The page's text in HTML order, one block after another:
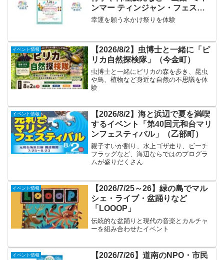
ンマー ティンジャン・フェステ
ィバル2026」
幸運を願う水かけ祭りを体験
イベント情報
【2026/8/2】虫博士と一緒に「ピ
リカ自然探検隊」（今金町）
虫博士と一緒にピリカの森を歩き、昆虫
や鳥、植物など身近な自然の不思議を体
験
イベント情報
【2026/8/2】海と浜辺で夏を満喫
するイベント「第40回元和台マリ
ンフェスティバル」（乙部町）
親子すいか割り、水上ゴザ走り、ビーチ
フラッグなど、海辺ならではのプログラ
ムが盛りだくさん
イベント情報
【2026/7/25～26】緑の島でマル
シェ・ライブ・盆踊りなど
「LOOOP」
伝統的な盆踊りと現代の音楽とカルチャ
ーを組み合わせたイベント
イベント情報
【2026/7/26】道南のNPO・市民